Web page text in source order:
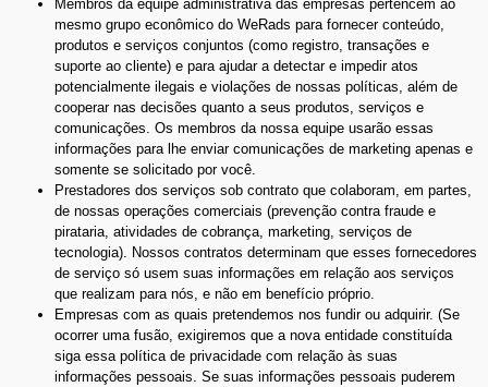
Membros da equipe administrativa das empresas pertencem ao
mesmo grupo econômico do WeRads para fornecer conteúdo,
produtos e serviços conjuntos (como registro, transações e
suporte ao cliente) e para ajudar a detectar e impedir atos
potencialmente ilegais e violações de nossas políticas, além de
cooperar nas decisões quanto a seus produtos, serviços e
comunicações. Os membros da nossa equipe usarão essas
informações para lhe enviar comunicações de marketing apenas e
somente se solicitado por você.
Prestadores dos serviços sob contrato que colaboram, em partes,
de nossas operações comerciais (prevenção contra fraude e
pirataria, atividades de cobrança, marketing, serviços de
tecnologia). Nossos contratos determinam que esses fornecedores
de serviço só usem suas informações em relação aos serviços
que realizam para nós, e não em benefício próprio.
Empresas com as quais pretendemos nos fundir ou adquirir. (Se
ocorrer uma fusão, exigiremos que a nova entidade constituída
siga essa política de privacidade com relação às suas
informações pessoais. Se suas informações pessoais puderem